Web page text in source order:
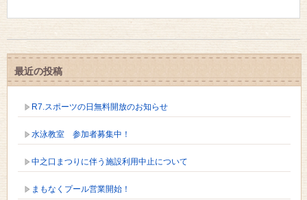
最近の投稿
R7.スポーツの日無料開放のお知らせ
水泳教室 参加者募集中！
中之口まつりに伴う施設利用中止について
まもなくプール営業開始！